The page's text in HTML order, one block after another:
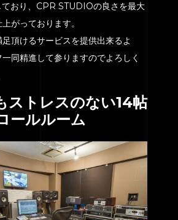
ており、CPR STUDIOの良さを最大
がっております。
頂けるサービスを提供出来るよ
同精進して参りますのでよろしく
ストレスのない14帖
ールルーム